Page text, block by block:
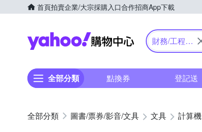
首頁拍賣企業/大宗採購入口合作招商App下載
Yahoo購物中心
財務/工程/
全部分類 點換券 登記送
圖書/票券/影音/文具 文具 計算機